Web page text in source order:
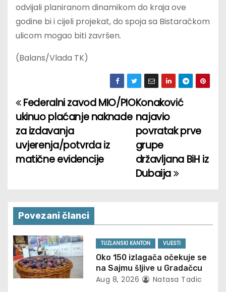
odvijali planiranom dinamikom do kraja ove
godine bi i cijeli projekat, do spoja sa Bistaračkom
ulicom mogao biti završen.
(Balans/Vlada TK)
P
o
s
a
v
i
g
Konaković
najavio
povratak prve
grupe
državljana BiH iz
Dubaija
Federalni zavod MIO/PIO
ukinuo plaćanje naknade
za izdavanja
uvjerenja/potvrda iz
matične evidencije
Povezani članci
TUZLANSKI KANTON VIJESTI
Oko 150 izlagača očekuje se
na Sajmu šljive u Gradačcu
Aug 8, 2026 Natasa Tadic